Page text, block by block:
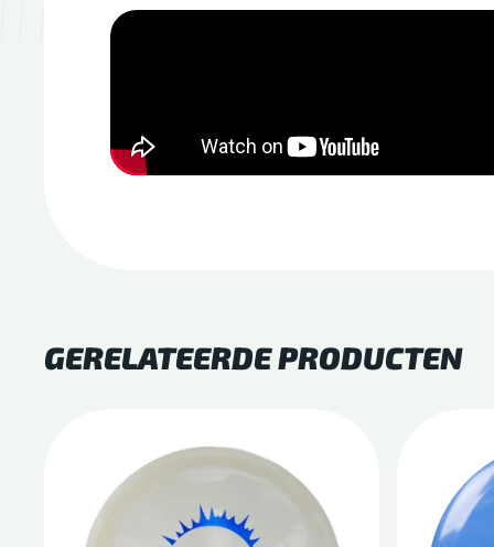
GERELATEERDE PRODUCTEN
product
heeft
product
heeft